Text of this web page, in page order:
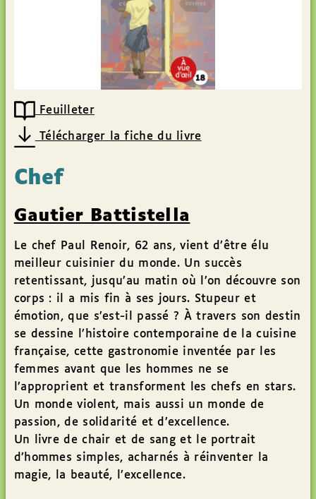
Feuilleter
Télécharger la fiche du livre
Chef
Gautier Battistella
Le chef Paul Renoir, 62 ans, vient d’être élu
meilleur cuisinier du monde. Un succès
retentissant, jusqu’au matin où l’on découvre son
corps : il a mis fin à ses jours. Stupeur et
émotion, que s’est-il passé ? À travers son destin
se dessine l’histoire contemporaine de la cuisine
française, cette gastronomie inventée par les
femmes avant que les hommes ne se
l’approprient et transforment les chefs en stars.
Un monde violent, mais aussi un monde de
passion, de solidarité et d’excellence.
Un livre de chair et de sang et le portrait
d’hommes simples, acharnés à réinventer la
magie, la beauté, l’excellence.